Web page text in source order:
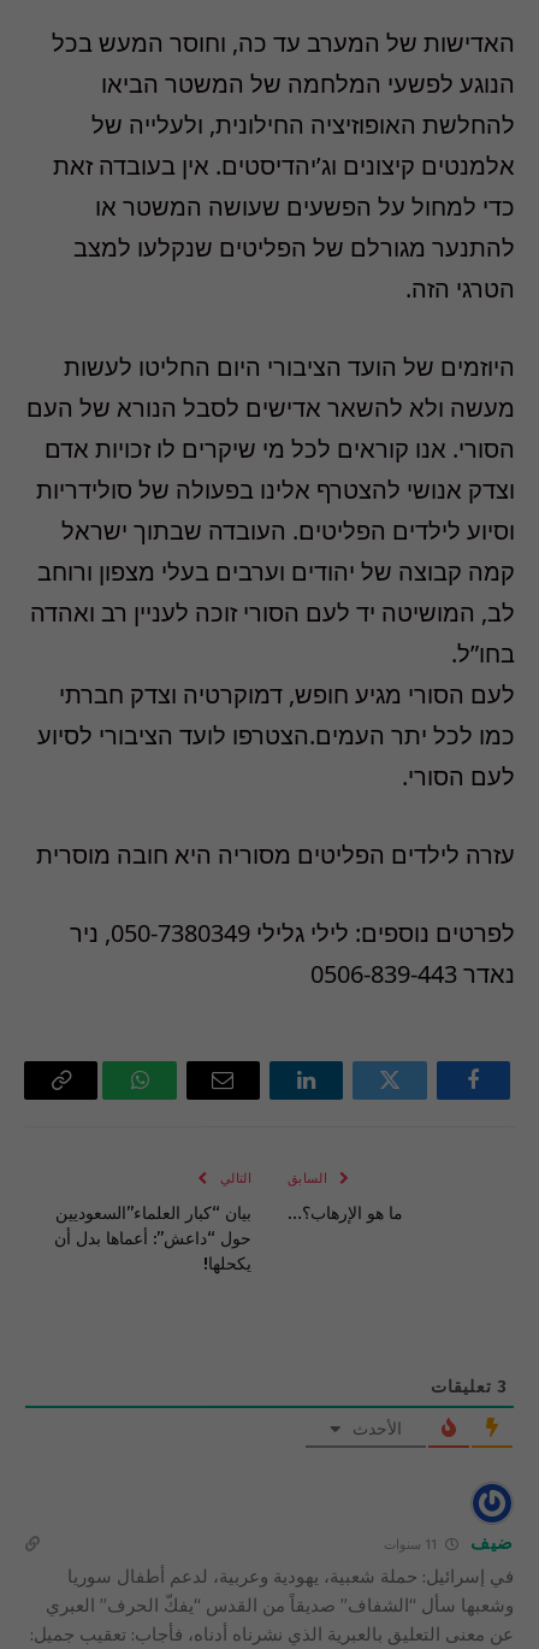
האדישות של המערב עד כה, וחוסר המעש בכל
הנוגע לפשעי המלחמה של המשטר הביאו
להחלשת האופוזיציה החילונית, ולעלייה של
אלמנטים קיצונים וג’יהדיסטים. אין בעובדה זאת
כדי למחול על הפשעים שעושה המשטר או
להתנער מגורלם של הפליטים שנקלעו למצב
הטרגי הזה.
היוזמים של הועד הציבורי היום החליטו לעשות
מעשה ולא להשאר אדישים לסבל הנורא של העם
הסורי. אנו קוראים לכל מי שיקרים לו זכויות אדם
וצדק אנושי להצטרף אלינו בפעולה של סולידריות
וסיוע לילדים הפליטים. העובדה שבתוך ישראל
קמה קבוצה של יהודים וערבים בעלי מצפון ורוחב
לב, המושיטה יד לעם הסורי זוכה לעניין רב ואהדה
בחו”ל.
לעם הסורי מגיע חופש, דמוקרטיה וצדק חברתי
כמו לכל יתר העמים.הצטרפו לועד הציבורי לסיוע
לעם הסורי.
עזרה לילדים הפליטים מסוריה היא חובה מוסרית
לפרטים נוספים: לילי גלילי 050-7380349, ניר
נאדר 0506-839-443
فيسبوك تويتر لينكدإن
البريد
واتساب Copy
السابق
ما هو الإرهاب؟…
التالي
بيان “كبار العلماء”السعوديين
حول “داعش”: أعماها بدل أن
يكحلها!
تعليقات
الأحدث
ضيف
في إسرائيل: حملة شعبية، يهودية وعربية، لدعم أطفال سوريا
وشعبها سأل “الشفاف” صديقاً من القدس “يفكّ الحرف” العبري
عن معنى التعليق بالعبرية الذي نشرناه أدناه، فأجاب: ​تعقيب جميل: